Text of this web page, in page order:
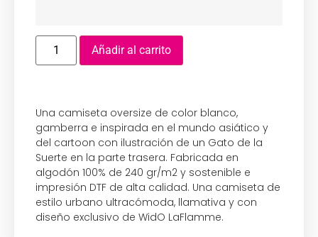
Añadir al carrito
Una camiseta oversize de color blanco,
gamberra e inspirada en el mundo asiático y
del cartoon con ilustración de un Gato de la
Suerte en la parte trasera. Fabricada en
algodón 100% de 240 gr/m2 y sostenible e
impresión DTF de alta calidad. Una camiseta de
estilo urbano ultracómoda, llamativa y con
diseño exclusivo de WidO LaFlamme.